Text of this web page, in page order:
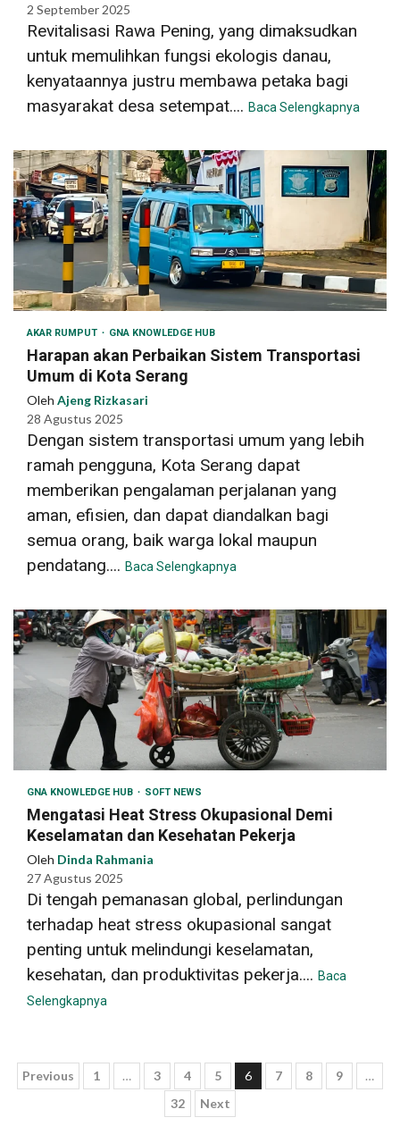
2 September 2025
Revitalisasi Rawa Pening, yang dimaksudkan
untuk memulihkan fungsi ekologis danau,
kenyataannya justru membawa petaka bagi
masyarakat desa setempat.... Baca Selengkapnya
AKAR RUMPUT GNA KNOWLEDGE HUB
Harapan akan Perbaikan Sistem Transportasi
Umum di Kota Serang
Oleh Ajeng Rizkasari
28 Agustus 2025
Dengan sistem transportasi umum yang lebih
ramah pengguna, Kota Serang dapat
memberikan pengalaman perjalanan yang
aman, efisien, dan dapat diandalkan bagi
semua orang, baik warga lokal maupun
pendatang.... Baca Selengkapnya
GNA KNOWLEDGE HUB SOFT NEWS
Mengatasi Heat Stress Okupasional Demi
Keselamatan dan Kesehatan Pekerja
Oleh Dinda Rahmania
27 Agustus 2025
Di tengah pemanasan global, perlindungan
terhadap heat stress okupasional sangat
penting untuk melindungi keselamatan,
kesehatan, dan produktivitas pekerja.... Baca
Selengkapnya
Paginasi
Previous 1 … 3 4 5 6 7 8 9
…
32
Next